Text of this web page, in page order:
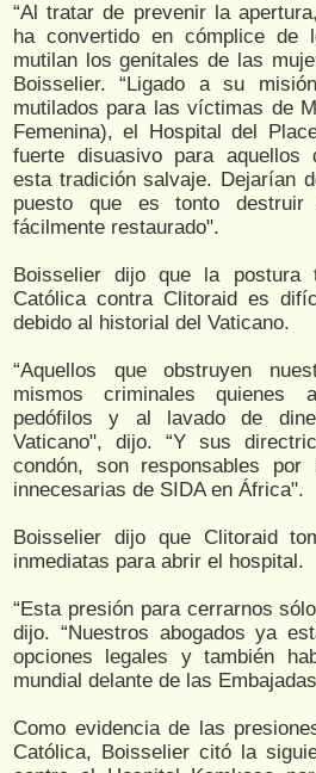
“Al tratar de prevenir la
ha convertido en cómplice de
mutilan los genitales de las
Boisselier. “Ligado a su
mutilados para las víctimas de
Femenina), el Hospital del
fuerte disuasivo para aquellos
esta tradición salvaje. Dejarían
puesto que es tonto
fácilmente restaurado".
Boisselier dijo que la postura
Católica contra Clitoraid es
debido al historial del Vaticano.
“Aquellos que obstruyen
mismos criminales quienes
pedófilos y al lavado de
Vaticano", dijo. “Y sus
condón, son responsables
innecesarias de SIDA en África".
Boisselier dijo que Clitoraid
inmediatas para abrir el hospital.
“Esta presión para cerrarnos
dijo. “Nuestros abogados ya
opciones legales y también
mundial delante de las
Como evidencia de las
Católica, Boisselier citó la